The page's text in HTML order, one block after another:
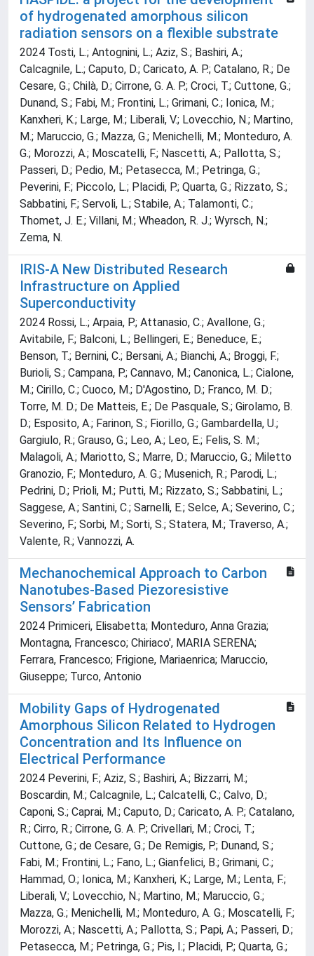
of hydrogenated amorphous silicon
radiation sensors on a flexible substrate
2024 Tosti, L.; Antognini, L.; Aziz, S.; Bashiri, A.;
Calcagnile, L.; Caputo, D.; Caricato, A. P.; Catalano, R.; De
Cesare, G.; Chilà, D.; Cirrone, G. A. P.; Croci, T.; Cuttone, G.;
Dunand, S.; Fabi, M.; Frontini, L.; Grimani, C.; Ionica, M.;
Kanxheri, K.; Large, M.; Liberali, V.; Lovecchio, N.; Martino,
M.; Maruccio, G.; Mazza, G.; Menichelli, M.; Monteduro, A.
G.; Morozzi, A.; Moscatelli, F.; Nascetti, A.; Pallotta, S.;
Passeri, D.; Pedio, M.; Petasecca, M.; Petringa, G.;
Peverini, F.; Piccolo, L.; Placidi, P.; Quarta, G.; Rizzato, S.;
Sabbatini, F.; Servoli, L.; Stabile, A.; Talamonti, C.;
Thomet, J. E.; Villani, M.; Wheadon, R. J.; Wyrsch, N.;
Zema, N.
IRIS-A New Distributed Research
Infrastructure on Applied
Superconductivity
2024 Rossi, L.; Arpaia, P.; Attanasio, C.; Avallone, G.;
Avitabile, F.; Balconi, L.; Bellingeri, E.; Beneduce, E.;
Benson, T.; Bernini, C.; Bersani, A.; Bianchi, A.; Broggi, F.;
Burioli, S.; Campana, P.; Cannavo, M.; Canonica, L.; Cialone,
M.; Cirillo, C.; Cuoco, M.; D'Agostino, D.; Franco, M. D.;
Torre, M. D.; De Matteis, E.; De Pasquale, S.; Girolamo, B.
D.; Esposito, A.; Farinon, S.; Fiorillo, G.; Gambardella, U.;
Gargiulo, R.; Grauso, G.; Leo, A.; Leo, E.; Felis, S. M.;
Malagoli, A.; Mariotto, S.; Marre, D.; Maruccio, G.; Miletto
Granozio, F.; Monteduro, A. G.; Musenich, R.; Parodi, L.;
Pedrini, D.; Prioli, M.; Putti, M.; Rizzato, S.; Sabbatini, L.;
Saggese, A.; Santini, C.; Sarnelli, E.; Selce, A.; Severino, C.;
Severino, F.; Sorbi, M.; Sorti, S.; Statera, M.; Traverso, A.;
Valente, R.; Vannozzi, A.
Mechanochemical Approach to Carbon
Nanotubes-Based Piezoresistive
Sensors’ Fabrication
2024 Primiceri, Elisabetta; Monteduro, Anna Grazia;
Montagna, Francesco; Chiriaco', MARIA SERENA;
Ferrara, Francesco; Frigione, Mariaenrica; Maruccio,
Giuseppe; Turco, Antonio
Mobility Gaps of Hydrogenated
Amorphous Silicon Related to Hydrogen
Concentration and Its Influence on
Electrical Performance
2024 Peverini, F.; Aziz, S.; Bashiri, A.; Bizzarri, M.;
Boscardin, M.; Calcagnile, L.; Calcatelli, C.; Calvo, D.;
Caponi, S.; Caprai, M.; Caputo, D.; Caricato, A. P.; Catalano,
R.; Cirro, R.; Cirrone, G. A. P.; Crivellari, M.; Croci, T.;
Cuttone, G.; de Cesare, G.; De Remigis, P.; Dunand, S.;
Fabi, M.; Frontini, L.; Fano, L.; Gianfelici, B.; Grimani, C.;
Hammad, O.; Ionica, M.; Kanxheri, K.; Large, M.; Lenta, F.;
Liberali, V.; Lovecchio, N.; Martino, M.; Maruccio, G.;
Mazza, G.; Menichelli, M.; Monteduro, A. G.; Moscatelli, F.;
Morozzi, A.; Nascetti, A.; Pallotta, S.; Papi, A.; Passeri, D.;
Petasecca, M.; Petringa, G.; Pis, I.; Placidi, P.; Quarta, G.;